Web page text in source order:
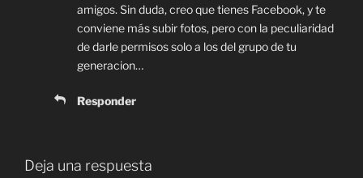
amigos. Sin duda, creo que tienes Facebook, y te
conviene más subir fotos, pero con la peculiaridad
de darle permisos solo a los del grupo de tu
generacion…
Responder
Deja una respuesta